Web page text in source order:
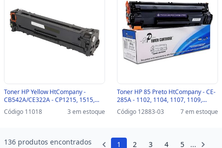
Toner HP Yellow HtCompany -
CB542A/CE322A - CP1215, 1515,
1518, CM1312MFP, CM1415MFT,
CP1525 NN - 204010050
Código 11018 3 em estoque
Toner HP 85 Preto HtCompany - CE-
285A - 1102, 1104, 1107, 1109,
1102W, 1104W, 1107W, 1109W,
M1130, M1132, M1212NFMFP,
Código 12883-03 7 em estoque
136 produtos encontrados 1 2 3 4 5 ...